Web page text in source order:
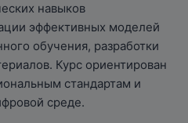
навыков
эффективных моделей
обучения, разработки
Курс ориентирован
стандартам и
среде.